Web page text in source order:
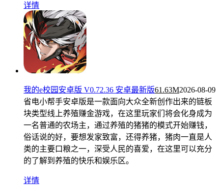
详情
我的e校园安卓版 V0.72.36 安卓最新版61.63M2026-08-09
省电小帮手安卓版是一款面向大众全新创作出来的链板
块类型线上养殖赚金游戏，在这里玩家们将会化身成为
一名普通的农场主，通过养殖的猪猪的模式开始赚钱，
俗话说的好，要想发家致富，还得养猪，猪肉一直是人
类的主要口粮之一，深受人民的喜爱，在这里可以充分
的了解到养殖的快乐和娱乐区。
详情